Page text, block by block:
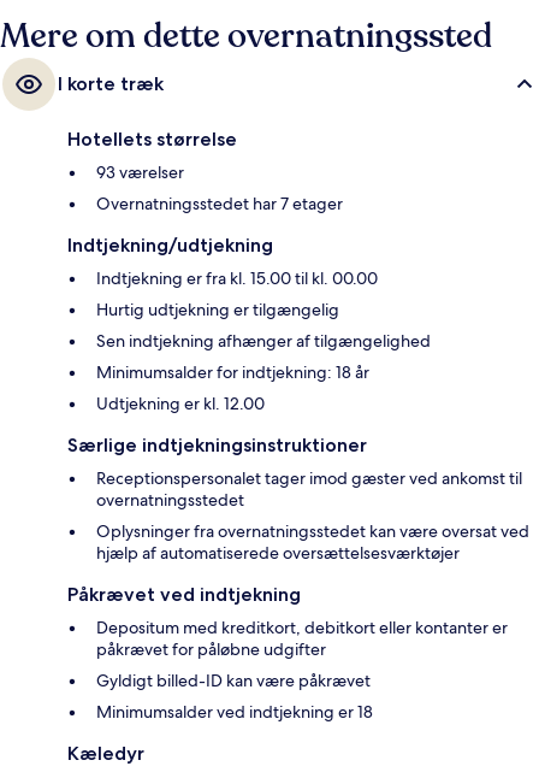
Mere om dette overnatningssted
I korte træk
Hotellets størrelse
93 værelser
Overnatningsstedet har 7 etager
Indtjekning/udtjekning
Indtjekning er fra kl. 15.00 til kl. 00.00
Hurtig udtjekning er tilgængelig
Sen indtjekning afhænger af tilgængelighed
Minimumsalder for indtjekning: 18 år
Udtjekning er kl. 12.00
Særlige indtjekningsinstruktioner
Receptionspersonalet tager imod gæster ved ankomst til
overnatningsstedet
Oplysninger fra overnatningsstedet kan være oversat ved
hjælp af automatiserede oversættelsesværktøjer
Påkrævet ved indtjekning
Depositum med kreditkort, debitkort eller kontanter er
påkrævet for påløbne udgifter
Gyldigt billed-ID kan være påkrævet
Minimumsalder ved indtjekning er 18
Kæledyr